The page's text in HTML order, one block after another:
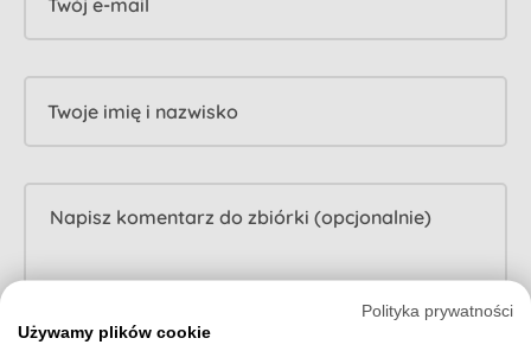
Twój e-mail
Twoje imię i nazwisko
Polityka prywatności
Używamy plików cookie